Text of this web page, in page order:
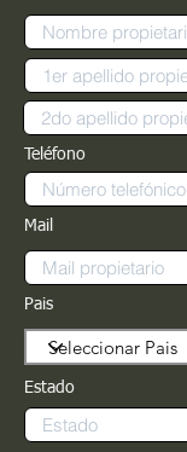
Teléfono
Mail
Pais
Estado